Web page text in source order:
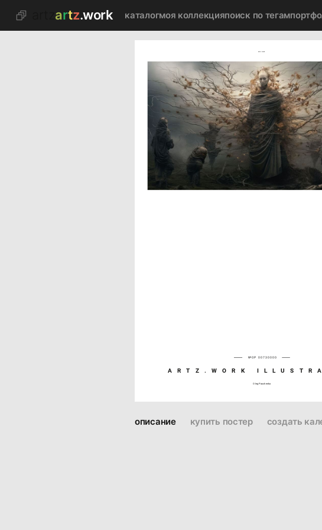
artz.work каталогмоя коллекцияпоиск по тегам
№OP 00730000
ARTZ.WORK
Oleg Paschenko
описание купить постер создать